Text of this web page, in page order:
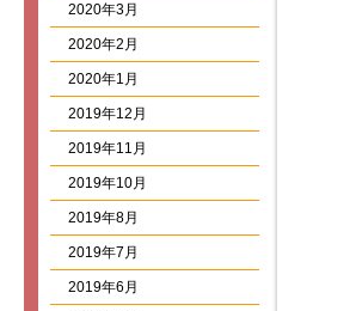
2020年3月
2020年2月
2020年1月
2019年12月
2019年11月
2019年10月
2019年8月
2019年7月
2019年6月